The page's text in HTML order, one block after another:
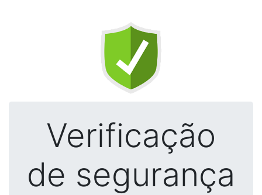
Verificação
de segurança